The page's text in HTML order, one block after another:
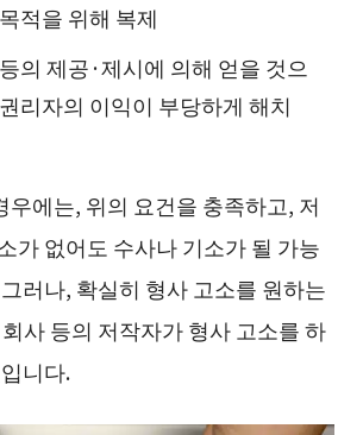
적을 위해 복제
의 제공·제시에 의해 얻을 것으
리자의 이익이 부당하게 해치
우에는, 위의 요건을 충족하고, 저
가 없어도 수사나 기소가 될 가능
러나, 확실히 형사 고소를 원하는
사 등의 저작자가 형사 고소를 하
니다.